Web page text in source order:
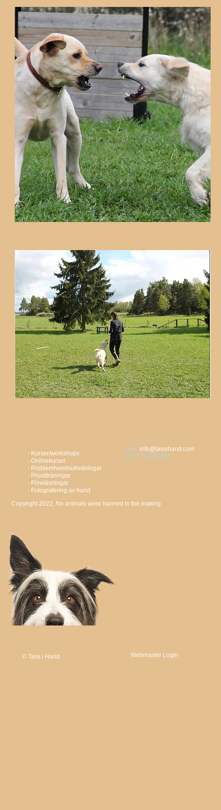
Copyright 2022, No animals were harmed in the making
© Tass i Hand Webmaster Login
- Kurser/workshops
- Onlinekurser
- Problemhundsutredningar
- Privatträningar
- Föreläsningar
- Fotografering av hund
Mail: info@tassihand.com
Tel: 0731836386